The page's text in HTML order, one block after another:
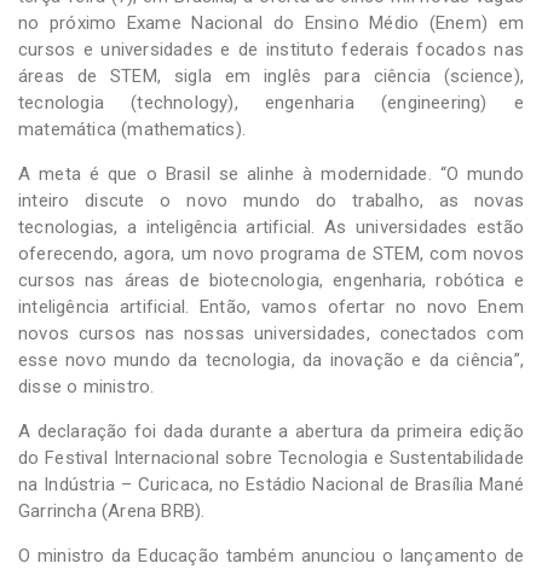
no próximo Exame Nacional do Ensino Médio (Enem) em
cursos e universidades e de instituto federais focados nas
áreas de STEM, sigla em inglês para ciência (science),
tecnologia (technology), engenharia (engineering) e
matemática (mathematics).
A meta é que o Brasil se alinhe à modernidade. “O mundo
inteiro discute o novo mundo do trabalho, as novas
tecnologias, a inteligência artificial. As universidades estão
oferecendo, agora, um novo programa de STEM, com novos
cursos nas áreas de biotecnologia, engenharia, robótica e
inteligência artificial. Então, vamos ofertar no novo Enem
novos cursos nas nossas universidades, conectados com
esse novo mundo da tecnologia, da inovação e da ciência”,
disse o ministro.
A declaração foi dada durante a abertura da primeira edição
do Festival Internacional sobre Tecnologia e Sustentabilidade
na Indústria – Curicaca, no Estádio Nacional de Brasília Mané
Garrincha (Arena BRB).
O ministro da Educação também anunciou o lançamento de